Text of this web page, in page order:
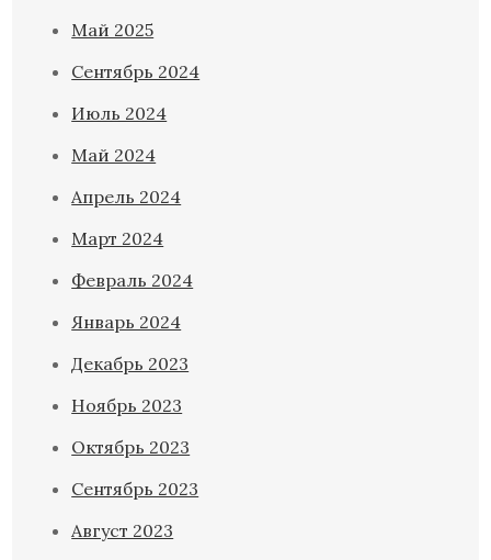
Май 2025
Сентябрь 2024
Июль 2024
Май 2024
Апрель 2024
Март 2024
Февраль 2024
Январь 2024
Декабрь 2023
Ноябрь 2023
Октябрь 2023
Сентябрь 2023
Август 2023